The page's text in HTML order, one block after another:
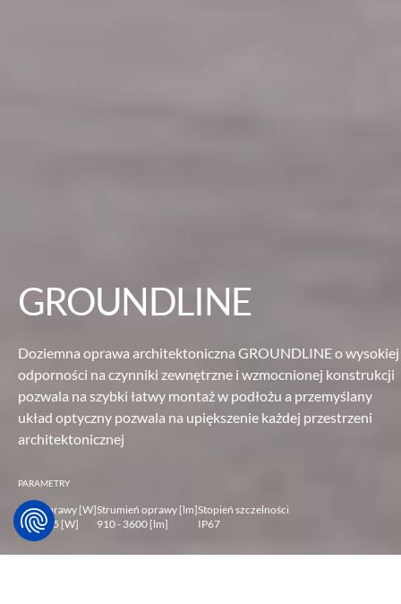
GROUNDLINE
Doziemna oprawa architektoniczna GROUNDLINE o wysokiej
odporności na czynniki zewnętrzne i wzmocnionej konstrukcji
pozwala na szybki łatwy montaż w podłożu a przemyślany
układ optyczny pozwala na upiększenie każdej przestrzeni
architektonicznej
PARAMETRY
Moc oprawy [W]
10 - 56.5 [W]
Strumień oprawy [lm]
910 - 3600 [lm]
Stopień szczelności
IP67